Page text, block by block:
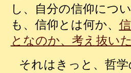
し、自分の信仰につ
も、信仰とは何か、
となのか、考え抜い
それはきっと、哲